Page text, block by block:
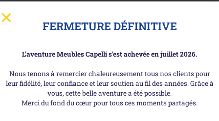
Découvrez-aussi ...
FERMETURE DÉFINITIVE
L’aventure Meubles Capelli s’est achevée en juillet 2026.
Nous tenons à remercier chaleureusement tous nos clients pour
leur fidélité, leur confiance et leur soutien au fil des années. Grâce à
vous, cette belle aventure a été possible.
Merci du fond du cœur pour tous ces moments partagés.